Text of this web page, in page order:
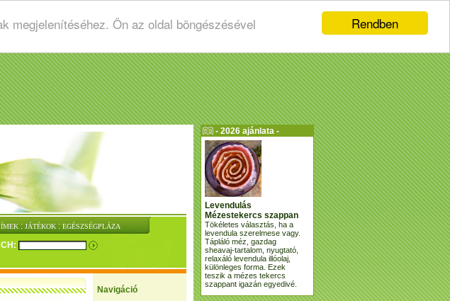
Rendben
megjelenítéséhez. Ön az oldal böngészésével
: JÁTÉKOK : EGÉSZSÉGPLÁZA
Navigáció
- 2026 ajánlata -
Levendulás
Mézestekercs szappan
Tökéletes választás, ha a
levendula szerelmese vagy.
Tápláló méz, gazdag
sheavaj-tartalom, nyugtató,
relaxáló levendula illóolaj,
különleges forma. Ezek
teszik a mézes tekercs
szappant igazán egyedivé.